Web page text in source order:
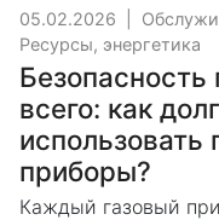
05.02.2026
Ресурсы, энергетика
всего: как
использовать
приборы?
Каждый газовый